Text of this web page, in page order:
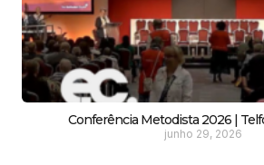
Conferência Metodista 2026 |
junho 29, 2026